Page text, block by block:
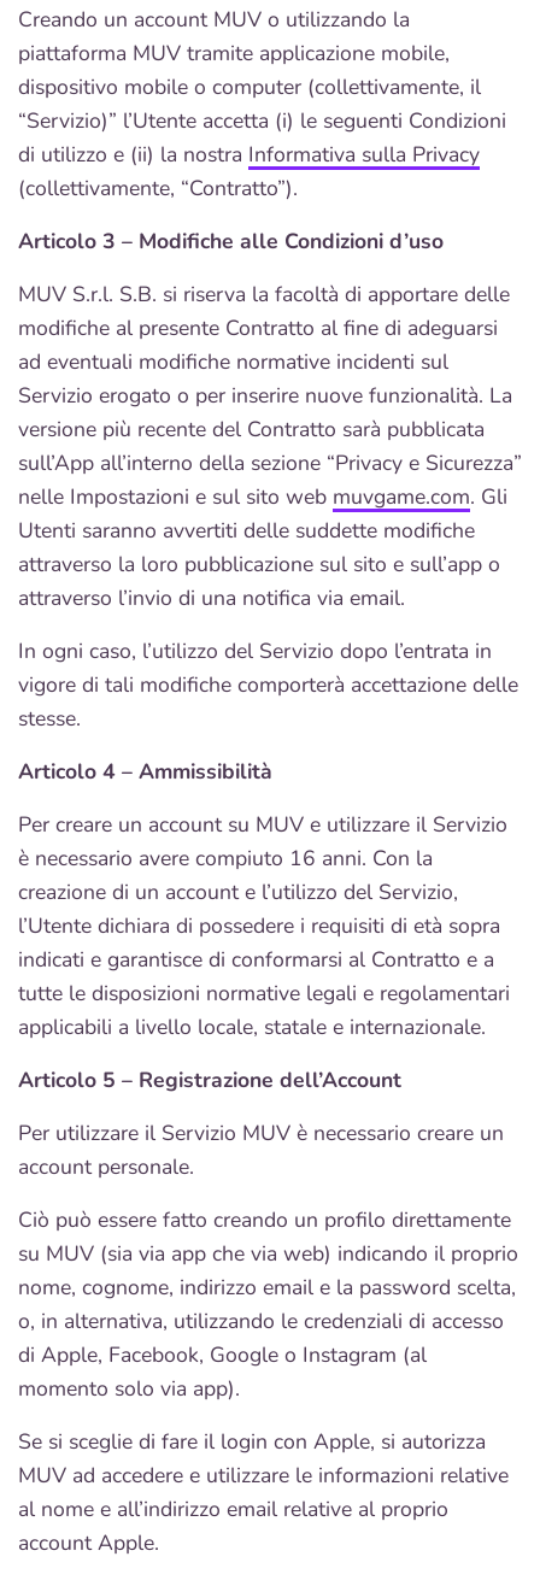
Creando un account MUV o utilizzando la
piattaforma MUV tramite applicazione mobile,
dispositivo mobile o computer (collettivamente, il
“Servizio)” l’Utente accetta (i) le seguenti Condizioni
di utilizzo e (ii) la nostra Informativa sulla Privacy
(collettivamente, “Contratto”).
Articolo 3 – Modifiche alle Condizioni d’uso
MUV S.r.l. S.B. si riserva la facoltà di apportare delle
modifiche al presente Contratto al fine di adeguarsi
ad eventuali modifiche normative incidenti sul
Servizio erogato o per inserire nuove funzionalità. La
versione più recente del Contratto sarà pubblicata
sull’App all’interno della sezione “Privacy e Sicurezza”
nelle Impostazioni e sul sito web muvgame.com. Gli
Utenti saranno avvertiti delle suddette modifiche
attraverso la loro pubblicazione sul sito e sull’app o
attraverso l’invio di una notifica via email.
In ogni caso, l’utilizzo del Servizio dopo l’entrata in
vigore di tali modifiche comporterà accettazione delle
stesse.
Articolo 4 – Ammissibilità
Per creare un account su MUV e utilizzare il Servizio
è necessario avere compiuto 16 anni. Con la
creazione di un account e l’utilizzo del Servizio,
l’Utente dichiara di possedere i requisiti di età sopra
indicati e garantisce di conformarsi al Contratto e a
tutte le disposizioni normative legali e regolamentari
applicabili a livello locale, statale e internazionale.
Articolo 5 – Registrazione dell’Account
Per utilizzare il Servizio MUV è necessario creare un
account personale.
Ciò può essere fatto creando un profilo direttamente
su MUV (sia via app che via web) indicando il proprio
nome, cognome, indirizzo email e la password scelta,
o, in alternativa, utilizzando le credenziali di accesso
di Apple, Facebook, Google o Instagram (al
momento solo via app).
Se si sceglie di fare il login con Apple, si autorizza
MUV ad accedere e utilizzare le informazioni relative
al nome e all’indirizzo email relative al proprio
account Apple.